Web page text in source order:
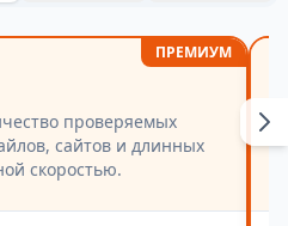
ПРЕМИУМ
проверяемых
сайтов и длинных
скоростью.